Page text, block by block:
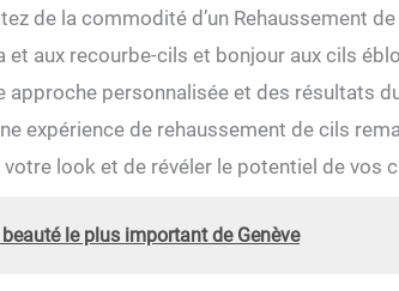
de la commodité d’un Rehaussement
et aux recourbe-cils et bonjour aux cils
personnalisée et des résultats
expérience de rehaussement de cils
look et de révéler le potentiel de vos
le plus important de Genève